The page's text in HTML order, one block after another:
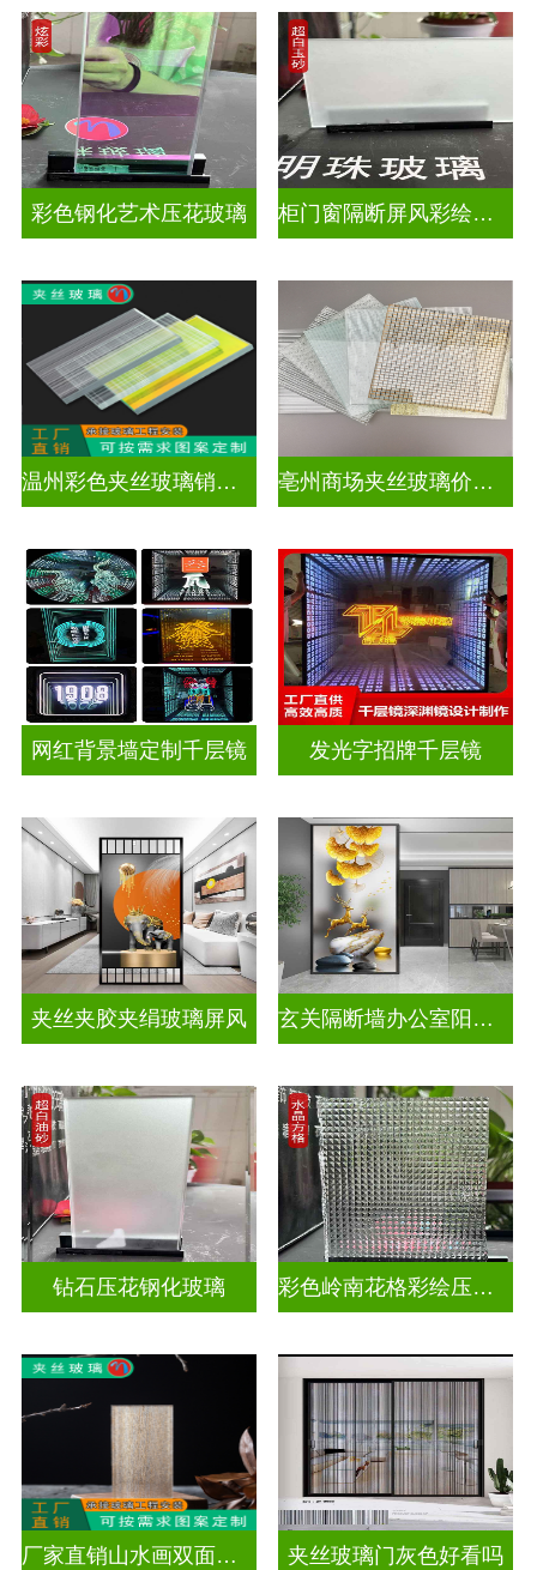
彩色钢化艺术压花玻璃 柜门窗隔断屏风彩绘压花玻璃
温州彩色夹丝玻璃销售处 亳州商场夹丝玻璃价钱是多少
网红背景墙定制千层镜 发光字招牌千层镜
夹丝夹胶夹绢玻璃屏风 玄关隔断墙办公室阳台挡门山水画背景墙玻璃
钻石压花钢化玻璃 彩色岭南花格彩绘压花玻璃
厂家直销山水画双面轻奢透光夹丝玻璃 夹丝玻璃门灰色好看吗